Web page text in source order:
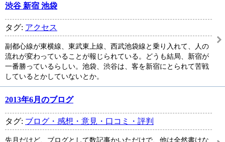
渋谷 新宿 池袋
タグ: アクセス
副都心線が東横線、東武東上線、西武池袋線と乗り入れて、人の
流れが変わっていることが報じられている。どうも結局、新宿が
一番勝っているらしい。池袋、渋谷は、客を新宿にとられて苦戦
しているとかしていないとか。
2013年6月のブログ
タグ: ブログ・感想・意見・口コミ・評判
先月だけど、ブログとして数記事かいただけで、他は全然書けな